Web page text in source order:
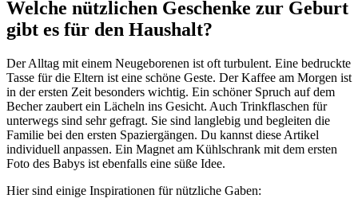
Welche nützlichen Geschenke zur Geburt
gibt es für den Haushalt?
Der Alltag mit einem Neugeborenen ist oft turbulent. Eine bedruckte
Tasse für die Eltern ist eine schöne Geste. Der Kaffee am Morgen ist
in der ersten Zeit besonders wichtig. Ein schöner Spruch auf dem
Becher zaubert ein Lächeln ins Gesicht. Auch Trinkflaschen für
unterwegs sind sehr gefragt. Sie sind langlebig und begleiten die
Familie bei den ersten Spaziergängen. Du kannst diese Artikel
individuell anpassen. Ein Magnet am Kühlschrank mit dem ersten
Foto des Babys ist ebenfalls eine süße Idee.
Hier sind einige Inspirationen für nützliche Gaben: